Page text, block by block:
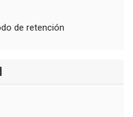
de retención